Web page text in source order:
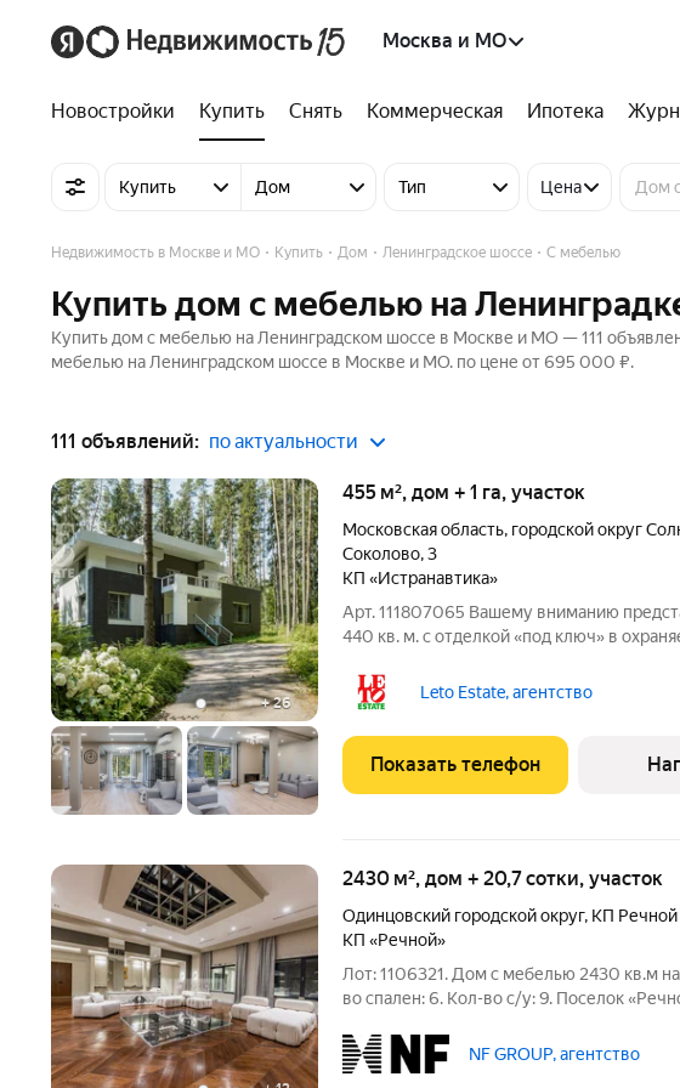
Москва и МО
Новостройки Купить Снять Коммерческая Ипотека
Купить Дом Тип Цена
Недвижимость в Москве и МО Купить Дом Ленинградское шоссе С мебелью
Купить дом с мебелью на
Купить дом с мебелью на Ленинградском шоссе в Москве и МО — 111
мебелью на Ленинградском шоссе в Москве и МО. по цене от 695 000 ₽.
111 объявлений: по актуальности
+26
455 м², дом + 1 га, участок
Московская область, городской округ
Соколово,3
КП «Истранавтика»
Арт. 111807065 Вашему вниманию
440 кв. м. с отделкой «под ключ» в
Пятницкому шоссе. Дом расположен на
площадью 1 га на первой
Leto Estate, агентство
Показать телефон
2430 м², дом + 20,7 сотки, участок
Одинцовский городской округ, КП Речной
КП «Речной»
Лот: 1106321. Дом с мебелью 2430 кв.м
во спален: 6. Кол-во с/у: 9. Поселок
кинотеатр, зона отдыха, винная комната,
NF GROUP, агентство